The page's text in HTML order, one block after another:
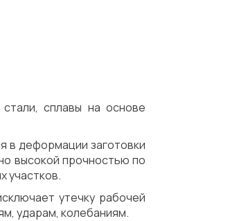
сплавы на основе
в деформации заготовки
высокой прочностью по
участков.
утечку рабочей
ударам, колебаниям.